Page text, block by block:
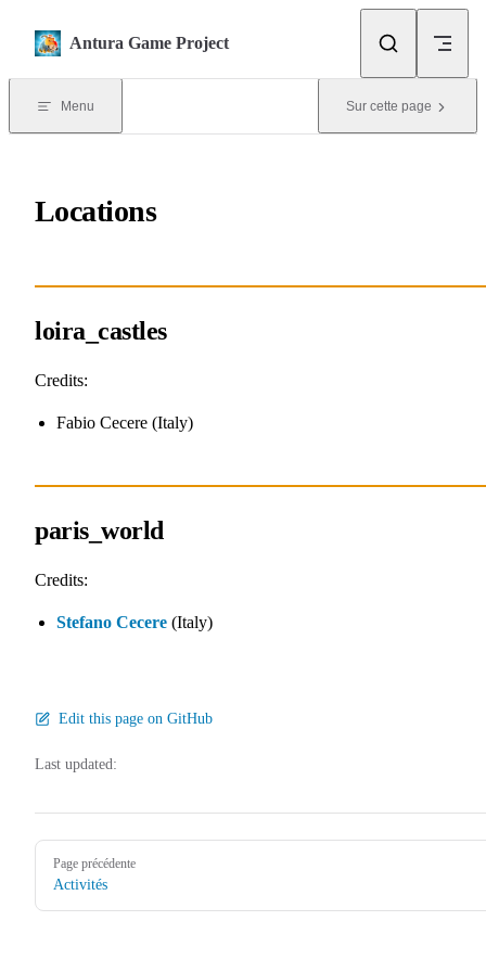
Antura Game Project
Menu Sur cette page
Locations
loira_castles
Credits:
Fabio Cecere (Italy)
paris_world
Credits:
Stefano Cecere (Italy)
Edit this page on GitHub
Last updated:
Pager
Page précédente
Activités